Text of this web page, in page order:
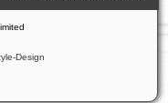
Design